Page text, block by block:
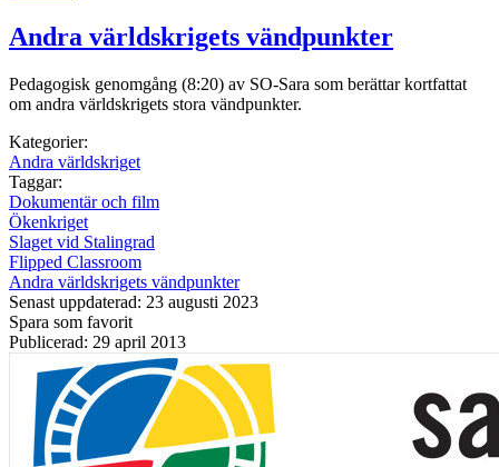
Andra världskrigets vändpunkter
Pedagogisk genomgång (8:20) av SO-Sara som berättar kortfattat
om andra världskrigets stora vändpunkter.
Kategorier:
Andra världskriget
Taggar:
Dokumentär och film
Ökenkriget
Slaget vid Stalingrad
Flipped Classroom
Andra världskrigets vändpunkter
Senast uppdaterad: 23 augusti 2023
Spara som favorit
Publicerad: 29 april 2013